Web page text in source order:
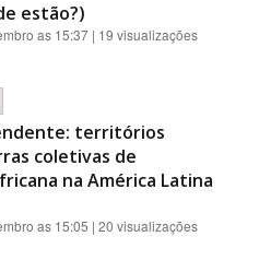
estão?)
as 15:37 | 19 visualizações
territórios
coletivas de
na América Latina
as 15:05 | 20 visualizações